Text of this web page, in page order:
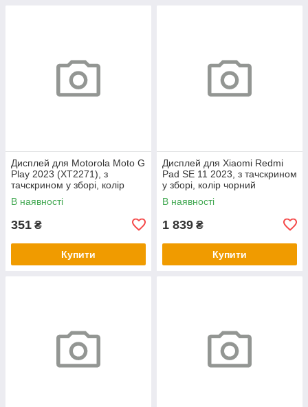
Дисплей для Motorola Moto G
Play 2023 (XT2271), з
тачскрином у зборі, колір
чорний
В наявності
351 ₴
Купити
Дисплей для Xiaomi Redmi
Pad SE 11 2023, з тачскрином
у зборі, колір чорний
В наявності
1 839 ₴
Купити